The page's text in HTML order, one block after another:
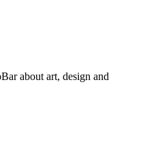
about art, design and